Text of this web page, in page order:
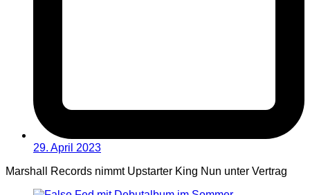
29. April 2023
Marshall Records nimmt Upstarter King Nun unter Vertrag